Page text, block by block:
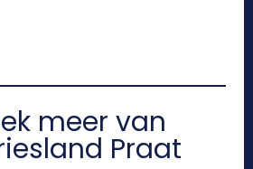
meer van
Praat